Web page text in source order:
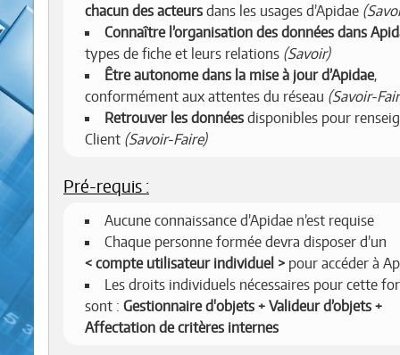
chacun des acteurs dans les usages d’Apidae
Connaître l’organisation des données dans
types de fiche et leurs relations (Savoir)
Être autonome dans la mise à jour d’Apidae,
conformément aux attentes du réseau (Savoir-
Retrouver les données disponibles pour
Client (Savoir-Faire)
Pré-requis :
Aucune connaissance d’Apidae n’est requise
Chaque personne formée devra disposer d’un
compte utilisateur individuel
pour accéder à
Les droits individuels nécessaires pour cette
sont : Gestionnaire d'objets + Valideur d’objets +
Affectation de critères internes